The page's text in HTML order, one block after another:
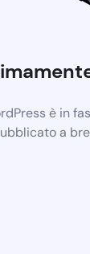
è in
a